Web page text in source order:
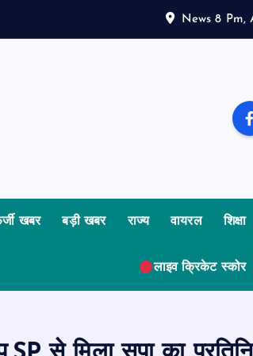
News 8
खबर बड़ी खबर राज्य वायरल शिक्षा
लाइव क्रिकेट स्कोर